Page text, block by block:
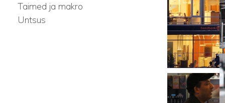
Taimed ja makro
Untsus